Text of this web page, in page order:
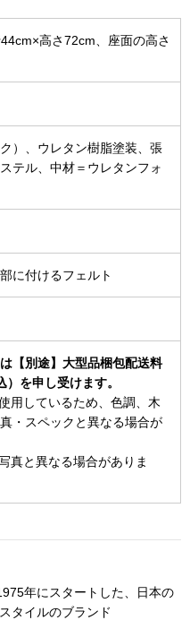
リュック･バッ
ボストンバッグ
スーツケース
シューズ
スリップオン
レースアップ
サンダル
その他
高さ72cm、座面の高さ
）、ウレタン樹脂塗装、張
テル、中材＝ウレタンフォ
に付けるフェルト
【別途】大型品梱包配送料
を申し受けます。
用しているため、色調、木
・スペックと異なる場合が
真と異なる場合がありま
年にスタートした、日本の
タイルのブランド